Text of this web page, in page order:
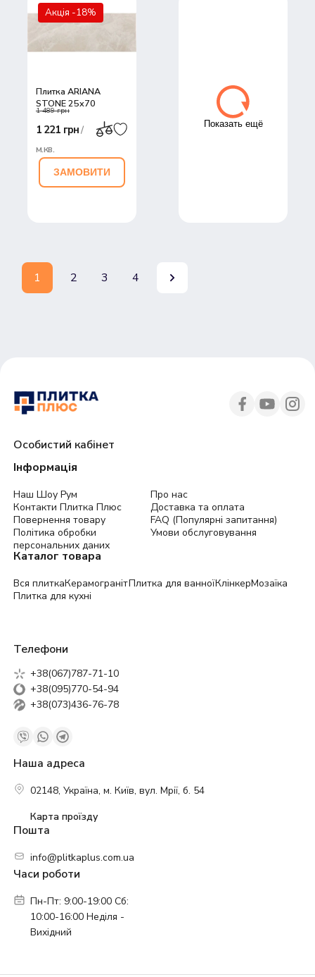
Акція -18%
Плитка ARIANA
STONE 25x70
1 489 грн
1 221 грн/
м.кв.
ЗАМОВИТИ
Показать ещё
1 2 3 4
Особистий кабінет
Інформація
Наш Шоу Рум
Про нас
Контакти Плитка Плюс
Доставка та оплата
Повернення товару
FAQ (Популярні запитання)
Політика обробки
персональних даних
Умови обслуговування
Каталог товара
Вся плиткаКерамогранітПлитка для ванноїКлінкерМозаїка
Плитка для кухні
Телефони
+38(067)787-71-10
+38(095)770-54-94
+38(073)436-76-78
Наша адреса
02148, Україна, м. Київ, вул. Мрії, б. 54
Карта проїзду
Пошта
info@plitkaplus.com.ua
Часи роботи
Пн-Пт: 9:00-19:00 Сб:
10:00-16:00 Неділя -
Вихідний